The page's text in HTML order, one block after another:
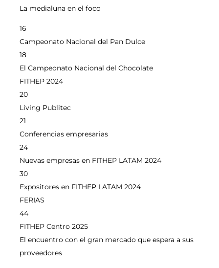
La medialuna en el foco
16
Campeonato Nacional del Pan Dulce
18
El Campeonato Nacional del Chocolate
FITHEP 2024
20
Living Publitec
21
Conferencias empresarias
24
Nuevas empresas en FITHEP LATAM 2024
30
Expositores en FITHEP LATAM 2024
FERIAS
44
FITHEP Centro 2025
El encuentro con el gran mercado que espera a sus
proveedores